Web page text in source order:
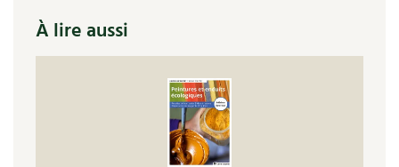
À lire aussi